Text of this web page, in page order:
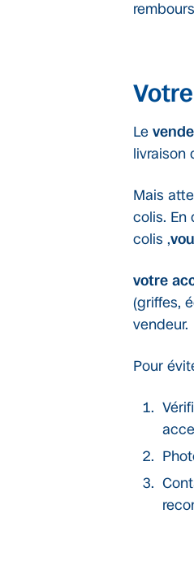
Le
livraison
Mais
colis. En
colis ,
votre
(griffes,
vendeur.
Pour